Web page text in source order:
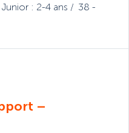
Junior : 2-4 ans
38 -
–